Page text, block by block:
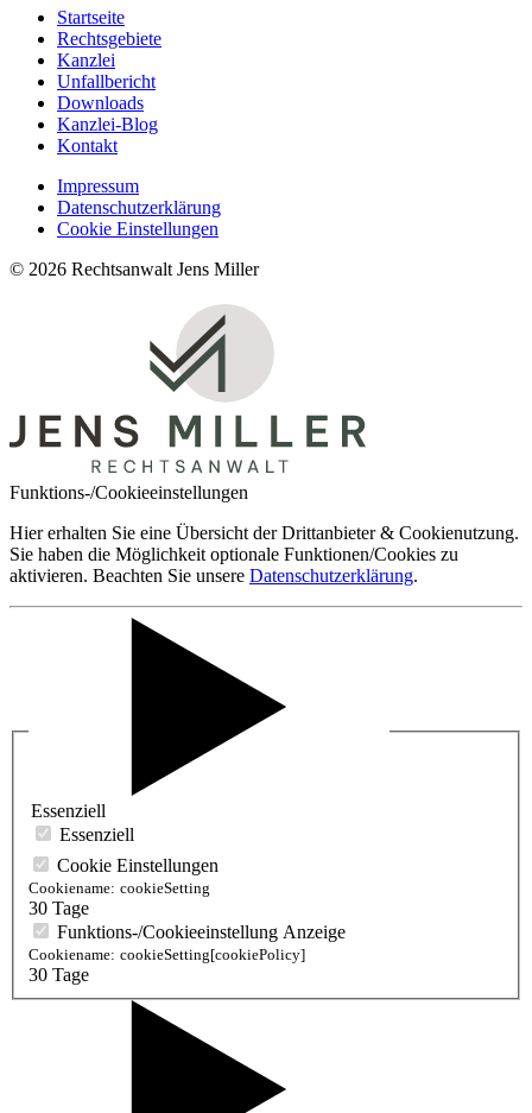
Startseite
Rechtsgebiete
Kanzlei
Unfallbericht
Downloads
Kanzlei-Blog
Kontakt
Impressum
Datenschutzerklärung
Cookie Einstellungen
© 2026 Rechtsanwalt Jens Miller
Funktions-/Cookieeinstellungen
Hier erhalten Sie eine Übersicht der Drittanbieter & Cookienutzung.
Sie haben die Möglichkeit optionale Funktionen/Cookies zu
aktivieren. Beachten Sie unsere Datenschutzerklärung.
Essenziell
Essenziell
Cookie Einstellungen
Cookiename: cookieSetting
30 Tage
Funktions-/Cookieeinstellung Anzeige
Cookiename: cookieSetting[cookiePolicy]
30 Tage